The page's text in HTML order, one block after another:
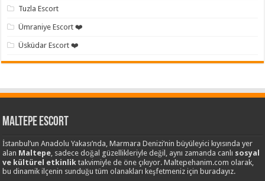
Tuzla Escort
Ümraniye Escort ❤️
Üsküdar Escort ❤️
Maltepe Escort
İstanbul’un Anadolu Yakası’nda, Marmara Denizi’nin büyüleyici kıyısında yer
alan Maltepe , sadece doğal güzellikleriyle değil, aynı zamanda canlı sosyal
ve kültürel etkinlik takvimiyle de öne çıkıyor. Maltepehanim.com olarak,
bu dinamik ilçenin sunduğu tüm olanakları keşfetmeniz için buradayız.